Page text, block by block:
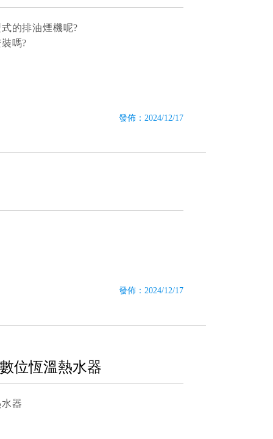
發佈：2024/12/17
的排油煙機呢?
嗎?
發佈：2024/12/17
位恆溫熱水器
器